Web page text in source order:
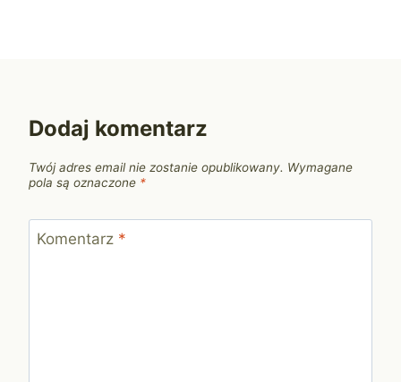
Dodaj komentarz
Twój adres email nie zostanie opublikowany. Wymagane
pola są oznaczone *
Komentarz *